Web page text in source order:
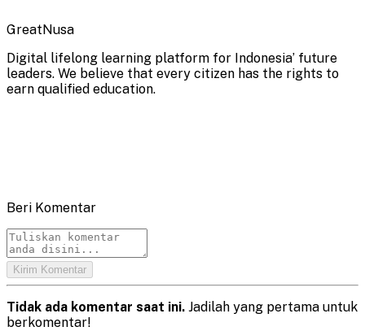
GreatNusa
Digital lifelong learning platform for Indonesia’ future
leaders. We believe that every citizen has the rights to
earn qualified education.
Beri Komentar
Kirim Komentar
Tidak ada komentar saat ini. Jadilah yang pertama untuk
berkomentar!